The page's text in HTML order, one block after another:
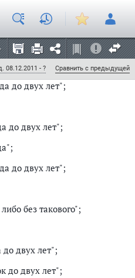
08.12.2011 - ? Сравнить с предыдущей
до двух лет";
до двух лет";
до двух лет";
до двух лет";
без такового";
до двух лет";
до двух лет";